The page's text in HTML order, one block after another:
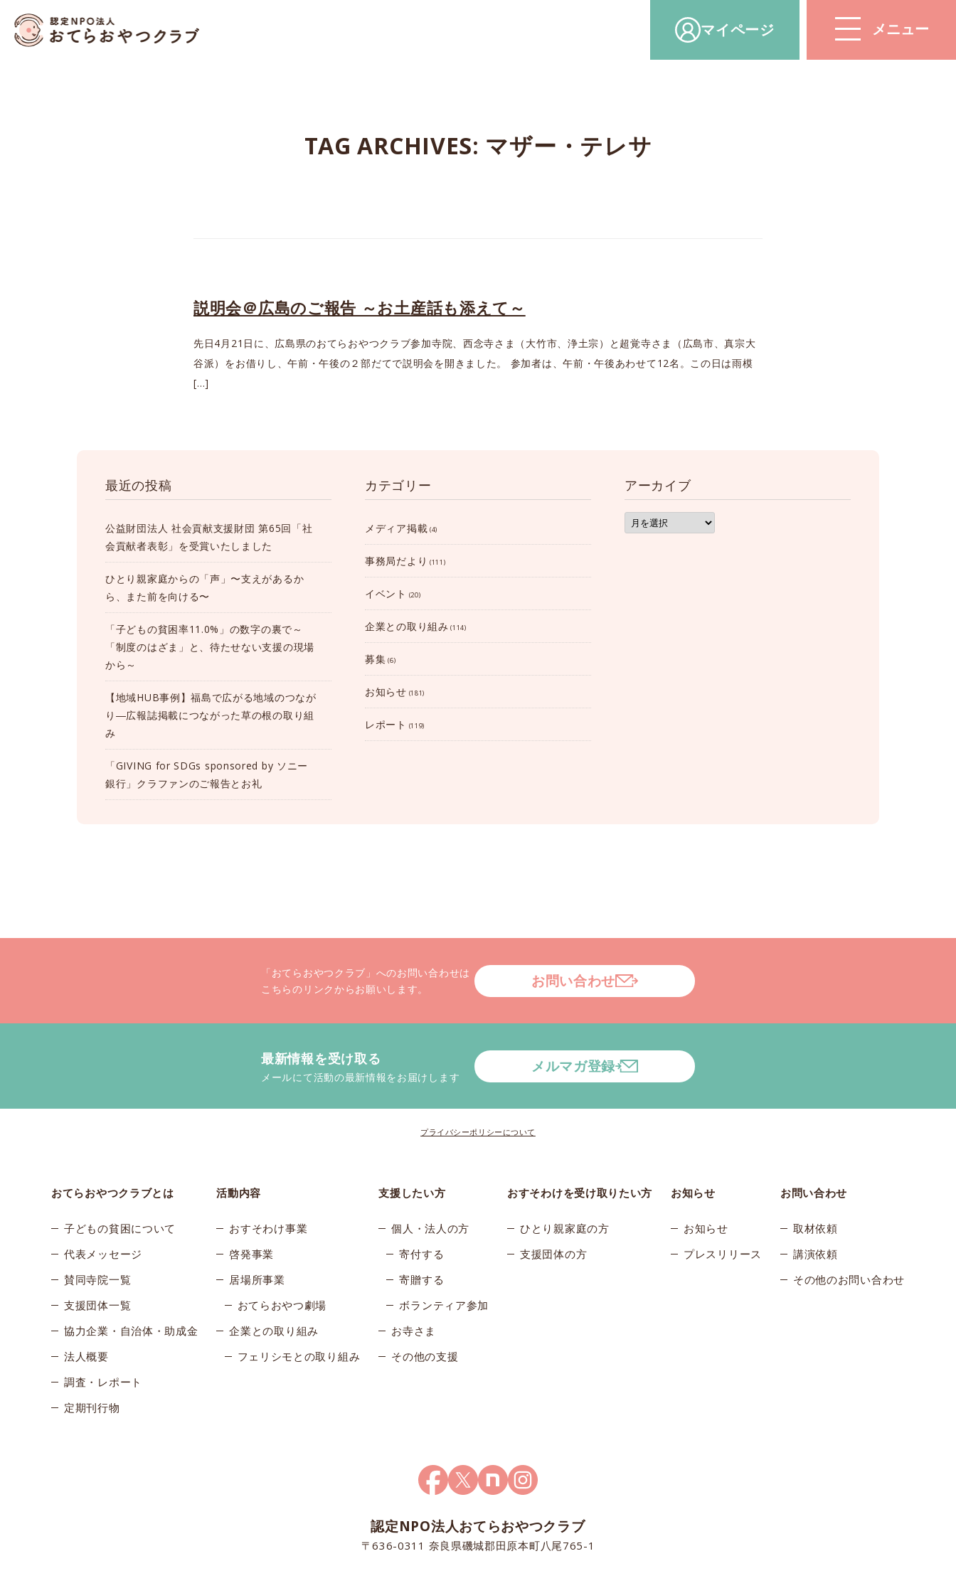
マイページ
TAG ARCHIVES: マザー・テレサ
説明会＠広島のご報告 ～お土産話も添えて～
先日4月21日に、広島県のおてらおやつクラブ参加寺院、西念寺さま（大竹市、浄土宗）と超覚寺さま（広島市、真宗大
谷派）をお借りし、午前・午後の２部だてで説明会を開きました。 参加者は、午前・午後あわせて12名。この日は雨模
[…]
最近の投稿
公益財団法人 社会貢献支援財団 第65回「社
会貢献者表彰」を受賞いたしました
ひとり親家庭からの「声」〜支えがあるか
ら、また前を向ける〜
「子どもの貧困率11.0%」の数字の裏で～
「制度のはざま」と、待たせない支援の現場
から～
【地域HUB事例】福島で広がる地域のつなが
り―広報誌掲載につながった草の根の取り組
み
「GIVING for SDGs sponsored by ソニー
銀行」クラファンのご報告とお礼
カテゴリー
メディア掲載 (4)
事務局だより (111)
イベント (20)
企業との取り組み (114)
募集 (6)
お知らせ (181)
レポート (119)
アーカイブ
ア
ー
カ
「おてらおやつクラブ」へのお問い合わせは
こちらのリンクからお願いします。
お問い合わせ
最新情報を受け取る
メールにて活動の最新情報をお届けします
メルマガ登録
プライバシーポリシーについて
おてらおやつクラブとは
子どもの貧困について
代表メッセージ
賛同寺院一覧
支援団体一覧
協力企業・自治体・助成金
法人概要
調査・レポート
定期刊行物
活動内容
おすそわけ事業
啓発事業
居場所事業
おてらおやつ劇場
企業との取り組み
フェリシモとの取り組み
支援したい方
個人・法人の方
寄付する
寄贈する
ボランティア参加
お寺さま
その他の支援
おすそわけを受け取りたい方
ひとり親家庭の方
支援団体の方
お知らせ
お知らせ
プレスリリース
お問い合わせ
取材依頼
講演依頼
その他のお問い合わせ
認定NPO法人おてらおやつクラブ
〒636-0311 奈良県磯城郡田原本町八尾765-1